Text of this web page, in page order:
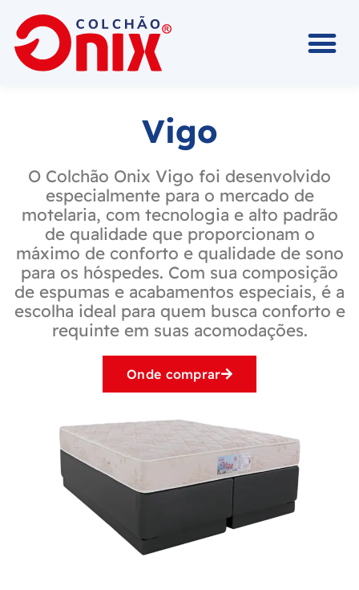
Vigo
O Colchão Onix Vigo foi desenvolvido
especialmente para o mercado de
motelaria, com tecnologia e alto padrão
de qualidade que proporcionam o
máximo de conforto e qualidade de sono
para os hóspedes. Com sua composição
de espumas e acabamentos especiais, é a
escolha ideal para quem busca conforto e
requinte em suas acomodações.
Onde comprar